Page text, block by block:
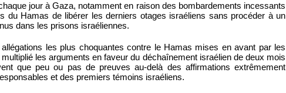
jour à Gaza, notamment en raison des bombardements incessants
du Hamas de libérer les derniers otages israéliens sans procéder à un
dans les prisons israéliennes.
les plus choquantes contre le Hamas mises en avant par les
les arguments en faveur du déchaînement israélien de deux mois
que peu ou pas de preuves au-delà des affirmations extrêmement
et des premiers témoins israéliens.